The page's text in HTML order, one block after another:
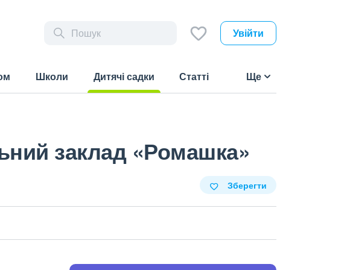
Увійти
Школи
Дитячі садки
Статті Ще
заклад «Ромашка»
Зберегти